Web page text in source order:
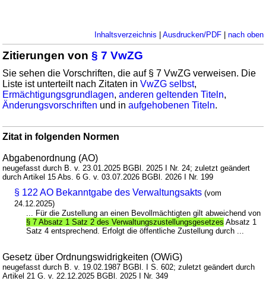
Inhaltsverzeichnis | Ausdrucken/PDF| nach oben
Zitierungen von§ 7 VwZG
Sie sehen die Vorschriften, die auf § 7 VwZG verweisen. Die
Liste ist unterteilt nach Zitaten inVwZG selbst,
Ermächtigungsgrundlagen,anderen geltenden Titeln,
Änderungsvorschriften und inaufgehobenen Titeln.
Zitat in folgenden Normen
Abgabenordnung (AO)
neugefasst durch B. v. 23.01.2025 BGBl. 2025 I Nr. 24; zuletzt geändert
durch Artikel 15 Abs. 6 G. v. 03.07.2026 BGBl. 2026 I Nr. 199
§ 122 AO Bekanntgabe des Verwaltungsakts (vom
24.12.2025)
... Für die Zustellung an einen Bevollmächtigten gilt abweichend von
§ 7 Absatz 1 Satz 2 des Verwaltungszustellungsgesetzes Absatz 1
Satz 4 entsprechend. Erfolgt die öffentliche Zustellung durch ...
Gesetz über Ordnungswidrigkeiten (OWiG)
neugefasst durch B. v. 19.02.1987 BGBl. I S. 602; zuletzt geändert durch
Artikel 21 G. v. 22.12.2025 BGBl. 2025 I Nr. 349